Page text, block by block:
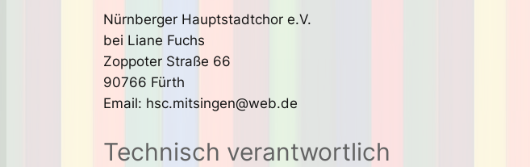
Nürnberger Hauptstadtchor e.V.
bei Liane Fuchs
Zoppoter Straße 66
90766 Fürth
Email: hsc.mitsingen@web.de
Technisch verantwortlich